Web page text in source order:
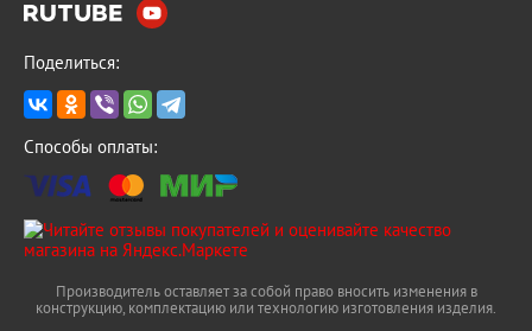
Поделиться:
Способы оплаты:
Производитель оставляет за собой право вносить изменения в
конструкцию, комплектацию или технологию изготовления изделия.